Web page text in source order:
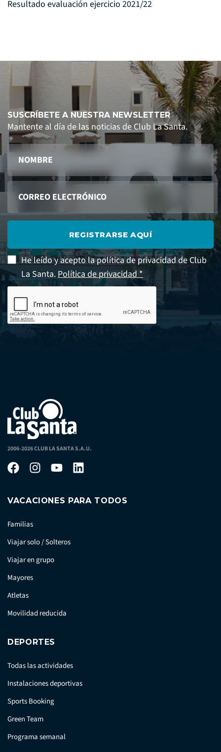
Resultado evaluación ejercicio 2021/22
SUSCRÍBETE A NUESTRA NEWSLETTER
Mantente al día de las noticias de Club La Santa.
REGISTRARSE AQUÍ
He leído y acepto la política de privacidad de Club
La Santa.Política de privacidad *
2006-2026 CLUB LA SANTA S.A.U.
VACACIONES PARA TODOS
Familias
Viajar solo / Solteros
Viajar en grupo
Mayores
Atletas
Movilidad reducida
DEPORTES
Todas las actividades
Instalaciones deportivas
Sports Booking
Green Team
Programa semanal